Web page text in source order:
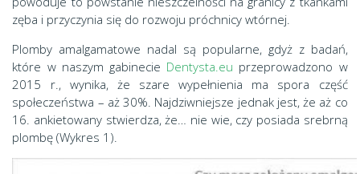
zęba i przyczynia się do rozwoju próchnicy wtórnej.
Plomby amalgamatowe nadal są popularne, gdyż z badań,
które w naszym gabinecie Dentysta.eu przeprowadzono w
2015 r., wynika, że szare wypełnienia ma spora część
społeczeństwa – aż 30%. Najdziwniejsze jednak jest, że aż co
16. ankietowany stwierdza, że… nie wie, czy posiada srebrną
plombę (Wykres 1).